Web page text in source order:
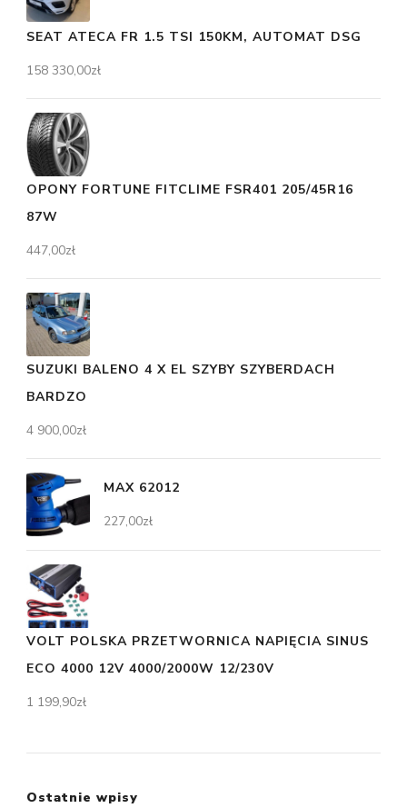
SEAT ATECA FR 1.5 TSI 150KM, AUTOMAT DSG
158 330,00zł
OPONY FORTUNE FITCLIME FSR401 205/45R16
87W
447,00zł
SUZUKI BALENO 4 X EL SZYBY SZYBERDACH
BARDZO
4 900,00zł
MAX 62012
227,00zł
VOLT POLSKA PRZETWORNICA NAPIĘCIA SINUS
ECO 4000 12V 4000/2000W 12/230V
1 199,90zł
Ostatnie wpisy